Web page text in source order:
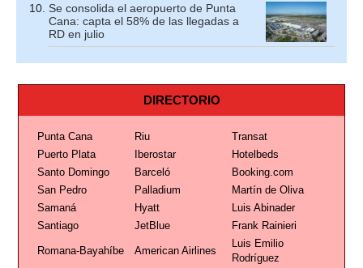
Se consolida el aeropuerto de Punta
Cana: capta el 58% de las llegadas a
RD en julio
DIRECTORIO
Punta Cana Riu
Transat
Puerto Plata
Iberostar
Hotelbeds
Santo Domingo
Barceló
Booking.com
San Pedro
Palladium
Martín de Oliva
Samaná
Hyatt
Luis Abinader
Santiago
JetBlue Frank Rainieri
Romana-Bayahíbe American Airlines
Luis Emilio
Rodríguez